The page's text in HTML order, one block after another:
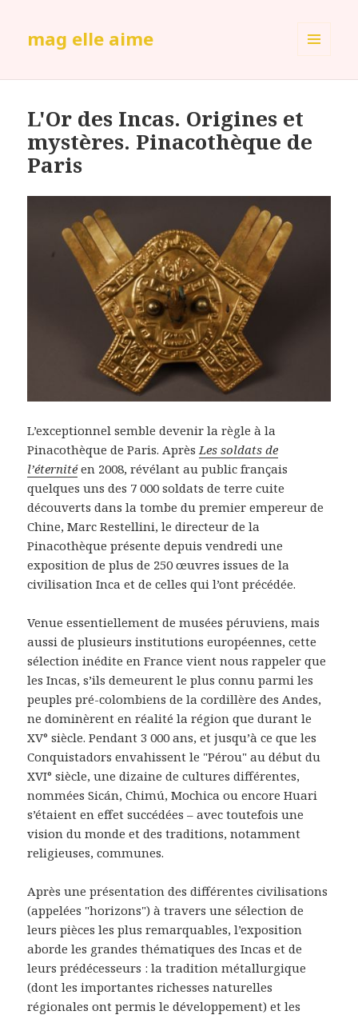
mag elle aime
L'Or des Incas. Origines et
mystères. Pinacothèque de
Paris
L’exceptionnel semble devenir la règle à la
Pinacothèque de Paris. Après Les soldats de
l’éternitéen 2008, révélant au public français
quelques uns des 7 000 soldats de terre cuite
découverts dans la tombe du premier empereur de
Chine, Marc Restellini, le directeur de la
Pinacothèque présente depuis vendredi une
exposition de plus de 250 œuvres issues de la
civilisation Inca et de celles qui l’ont précédée.
Venue essentiellement de musées péruviens, mais
aussi de plusieurs institutions européennes, cette
sélection inédite en France vient nous rappeler que
les Incas, s’ils demeurent le plus connu parmi les
peuples pré-colombiens de la cordillère des Andes,
ne dominèrent en réalité la région que durant le
XV° siècle. Pendant 3 000 ans, et jusqu’à ce que les
Conquistadors envahissent le "Pérou" au début du
XVI° siècle, une dizaine de cultures différentes,
nommées Sicán, Chimú, Mochica ou encore Huari
s’étaient en effet succédées – avec toutefois une
vision du monde et des traditions, notamment
religieuses, communes.
Après une présentation des différentes civilisations
(appelées "horizons") à travers une sélection de
leurs pièces les plus remarquables, l’exposition
aborde les grandes thématiques des Incas et de
leurs prédécesseurs : la tradition métallurgique
(dont les importantes richesses naturelles
régionales ont permis le développement) et les